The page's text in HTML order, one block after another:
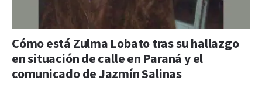
Cómo está Zulma Lobato tras su hallazgo
en situación de calle en Paraná y el
comunicado de Jazmín Salinas